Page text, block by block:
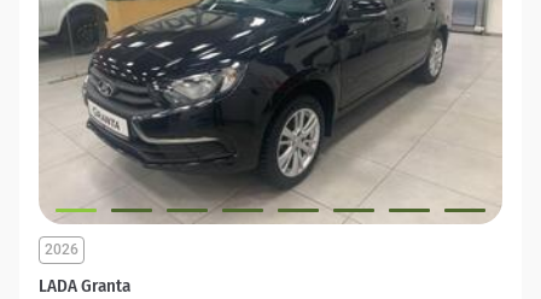
LADA Granta
2026